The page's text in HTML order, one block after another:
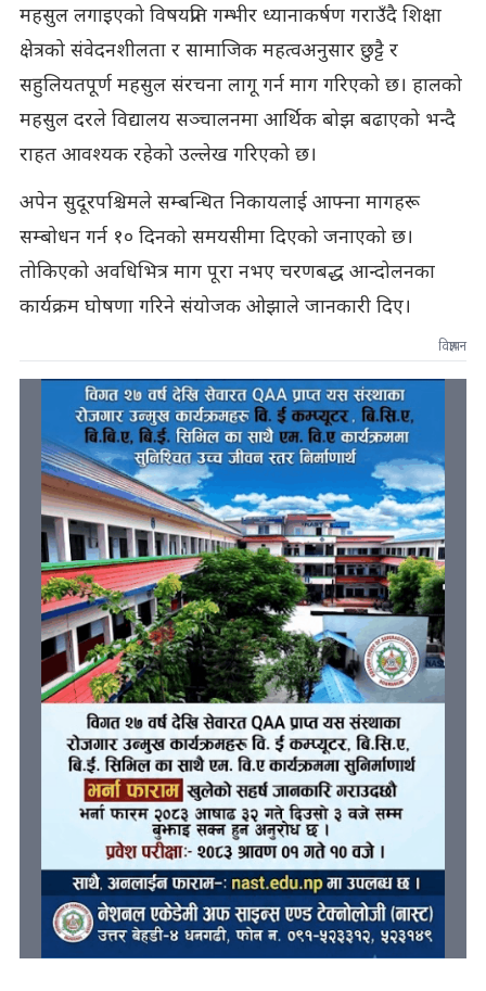
महसुल लगाइएको विषयप्रति गम्भीर ध्यानाकर्षण गराउँदै शिक्षा
क्षेत्रको संवेदनशीलता र सामाजिक महत्वअनुसार छुट्टै र
सहुलियतपूर्ण महसुल संरचना लागू गर्न माग गरिएको छ। हालको
महसुल दरले विद्यालय सञ्चालनमा आर्थिक बोझ बढाएको भन्दै
राहत आवश्यक रहेको उल्लेख गरिएको छ।
अपेन सुदूरपश्चिमले सम्बन्धित निकायलाई आफ्ना मागहरू
सम्बोधन गर्न १० दिनको समयसीमा दिएको जनाएको छ।
तोकिएको अवधिभित्र माग पूरा नभए चरणबद्ध आन्दोलनका
कार्यक्रम घोषणा गरिने संयोजक ओझाले जानकारी दिए।
विज्ञापन